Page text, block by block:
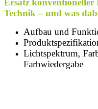
Ersatz
Technik – und was
Aufbau und
Lichtspektrum,
Farbwiedergabe